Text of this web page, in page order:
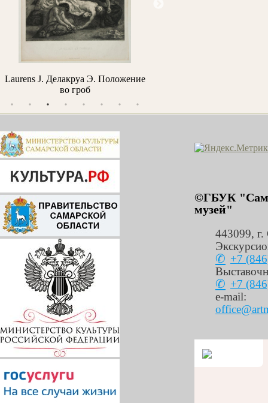
Laurens J. Делакруа Э. Положение
во гроб
©ГБУК
музей"
443099, г.
+7
+7
e-mail: